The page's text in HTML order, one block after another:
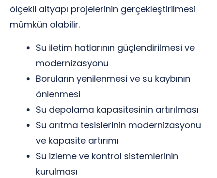
ölçekli altyapı projelerinin gerçekleştirilmesi
mümkün olabilir.
Su iletim hatlarının güçlendirilmesi ve
modernizasyonu
Boruların yenilenmesi ve su kaybının
önlenmesi
Su depolama kapasitesinin artırılması
Su arıtma tesislerinin modernizasyonu
ve kapasite artırımı
Su izleme ve kontrol sistemlerinin
kurulması